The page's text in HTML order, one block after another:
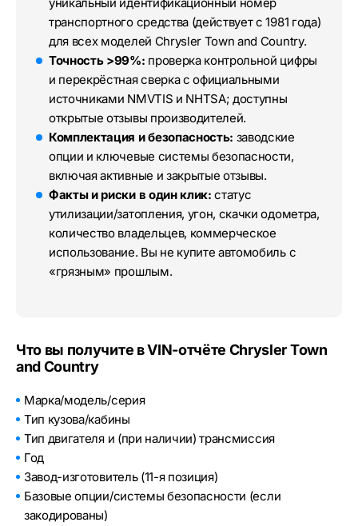
транспортного средства (действует с 1981 года)
для всех моделей Chrysler Town and Country.
Точность >99%: проверка контрольной цифры
и перекрёстная сверка с официальными
источниками NMVTIS и NHTSA; доступны
открытые отзывы производителей.
Комплектация и безопасность: заводские
опции и ключевые системы безопасности,
включая активные и закрытые отзывы.
Факты и риски в один клик: статус
утилизации/затопления, угон, скачки одометра,
количество владельцев, коммерческое
использование. Вы не купите автомобиль с
«грязным» прошлым.
Что вы получите в VIN-отчёте Chrysler Town
and Country
Марка/модель/серия
Тип кузова/кабины
Тип двигателя и (при наличии) трансмиссия
Год
Завод-изготовитель (11-я позиция)
Базовые опции/системы безопасности (если
закодированы)